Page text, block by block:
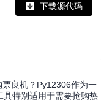
下载源代码
良机？Py12306作为一
特别适用于需要抢购热